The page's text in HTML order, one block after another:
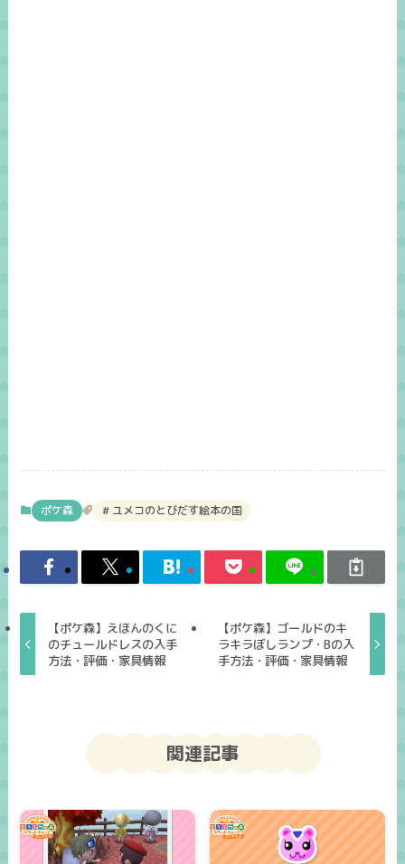
ポケ森 ユメコのとびだす絵本の国
【ポケ森】えほんのくに
のチュールドレスの入手
方法・評価・家具情報
【ポケ森】ゴールドのキ
ラキラぼしランプ・Bの入
手方法・評価・家具情報
関連記事